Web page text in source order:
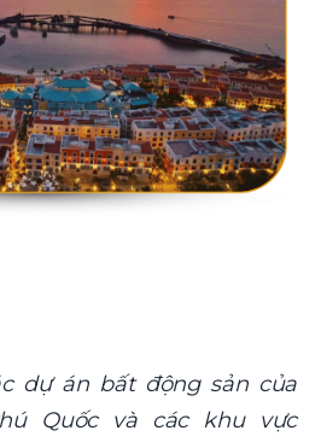
dự án bất động sản của
Quốc và các khu vực